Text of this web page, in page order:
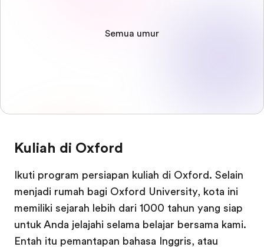
Semua umur
Kuliah di Oxford
Ikuti program persiapan kuliah di Oxford. Selain
menjadi rumah bagi Oxford University, kota ini
memiliki sejarah lebih dari 1000 tahun yang siap
untuk Anda jelajahi selama belajar bersama kami.
Entah itu pemantapan bahasa Inggris, atau